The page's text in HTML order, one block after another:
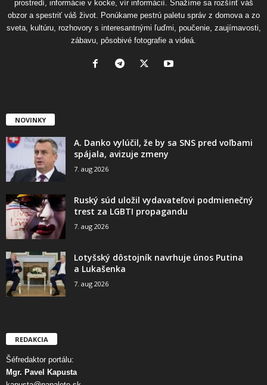
prostredí, informácie v kocke, vír informácií. Snažíme sa rozšíriť váš
obzor a spestriť váš život. Ponúkame pestrú paletu správ z domova a zo
sveta, kultúru, rozhovory s interesantnými ľuďmi, poučenie, zaujímavosti,
zábavu, pôsobivé fotografie a videá.
NOVINKY
A. Danko vylúčil, že by sa SNS pred voľbami
spájala, avizuje zmeny
7. aug 2026
Ruský súd uložil vydavateľovi podmienečný
trest za LGBTI propagandu
7. aug 2026
Lotyšský dôstojník navrhuje únos Putina
a Lukašenka
7. aug 2026
REDAKCIA
Šéfredaktor portálu:
Mgr. Pavel Kapusta